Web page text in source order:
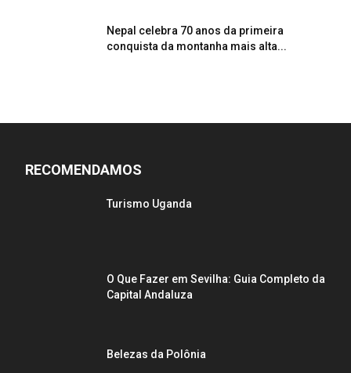
Nepal celebra 70 anos da primeira
conquista da montanha mais alta...
RECOMENDAMOS
Turismo Uganda
O Que Fazer em Sevilha: Guia Completo da
Capital Andaluza
Belezas da Polônia